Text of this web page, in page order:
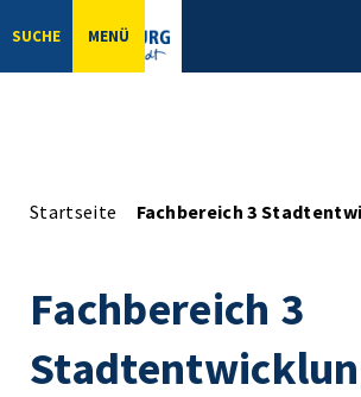
SUCHE MENÜ
Startseite Fachbereich 3
Fachbereich 3